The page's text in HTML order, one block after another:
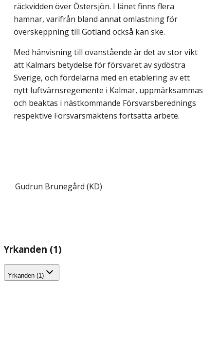
räckvidden över Östersjön. I länet finns flera
hamnar, varifrån bland annat omlastning för
överskeppning till Gotland också kan ske.
Med hänvisning till ovanstående är det av stor vikt
att Kalmars betydelse för försvaret av sydöstra
Sverige, och fördelarna med en etablering av ett
nytt luftvärns­regemente i Kalmar, uppmärksammas
och beaktas i nästkommande Försvarsberednings
respektive Försvarsmaktens fortsatta arbete.
Gudrun Brunegård (KD)
Yrkanden (1)
Yrkanden (1)